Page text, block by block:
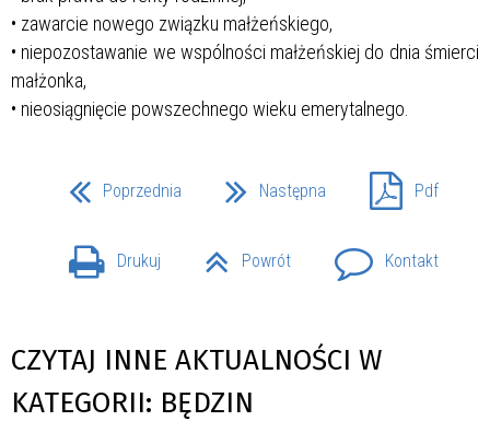
• zawarcie nowego związku małżeńskiego,
• niepozostawanie we wspólności małżeńskiej do dnia śmierci
małżonka,
• nieosiągnięcie powszechnego wieku emerytalnego.
Poprzednia Następna Pdf
Drukuj Powrót Kontakt
CZYTAJ INNE AKTUALNOŚCI W
KATEGORII: BĘDZIN